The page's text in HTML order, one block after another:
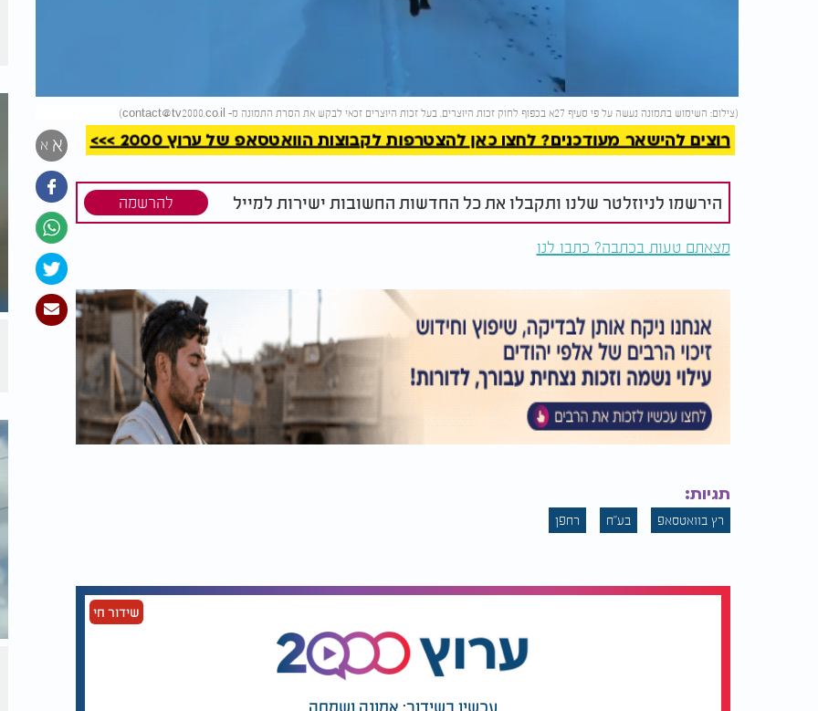
(צילום: השימוש בתמונה נעשה על פי סעיף 27א בכפוף לחוק זכות היוצרים. בעל זכות היוצרים זכאי לבקש את הסרת התמונה מ- contact@tv2000.co.il
)
א א רוצים להישאר מעודכנים? לחצו כאן להצטרפות לקבוצות הוואטסאפ של ערוץ 2000 >>>
הירשמו לניוזלטר שלנו ותקבלו את כל החדשות החשובות ישירות למייל להרשמה
מצאתם טעות בכתבה? כתבו לנו
תגיות:
רץ בוואטסאפ בע"ח רחפן
שידור חי
עכשיו בשידור: אמונה ושמחה